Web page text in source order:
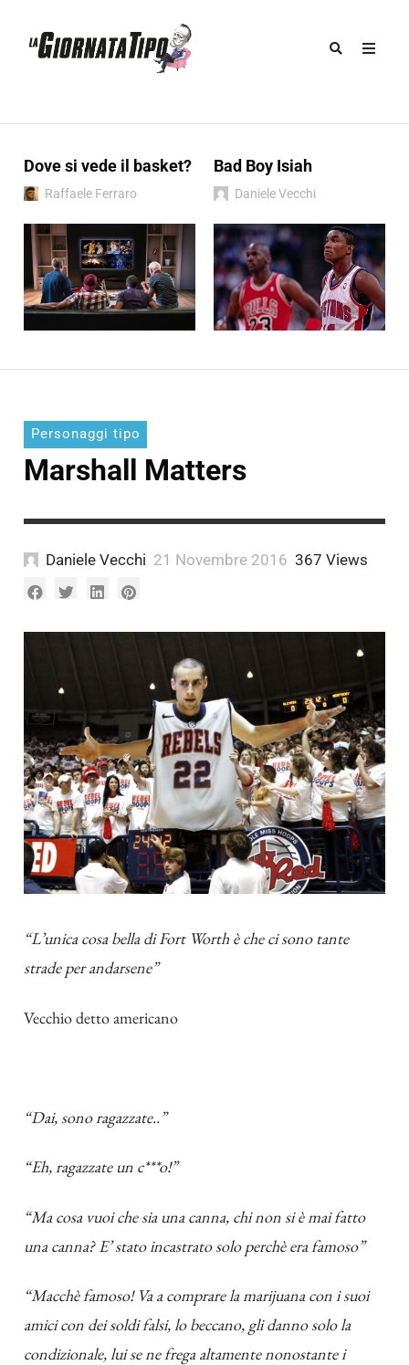
Dove si vede il basket?
Raffaele Ferraro
Bad Boy Isiah
Daniele Vecchi
Personaggi tipo
Marshall Matters
Daniele Vecchi 21 Novembre 2016 367 Views
“L’unica cosa bella di Fort Worth è che ci sono tante
strade per andarsene”
Vecchio detto americano
“Dai, sono ragazzate..”
“Eh, ragazzate un c***o!”
“Ma cosa vuoi che sia una canna, chi non si è mai fatto
una canna? E’ stato incastrato solo perchè era famoso”
“Macchè famoso! Va a comprare la marijuana con i suoi
amici con dei soldi falsi, lo beccano, gli danno solo la
condizionale, lui se ne frega altamente nonostante i